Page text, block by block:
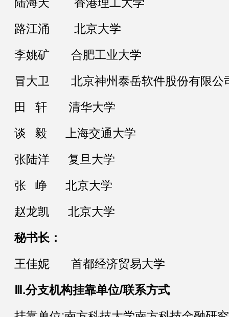
路江涌 北京大学
李姚矿 合肥工业大学
冒大卫 北京神州泰岳软件股份有限公
田 轩 清华大学
谈 毅 上海交通大学
张陆洋 复旦大学
张 峥 北京大学
赵龙凯 北京大学
秘书长：
王佳妮 首都经济贸易大学
Ⅲ.分支机构挂靠单位/联系方式